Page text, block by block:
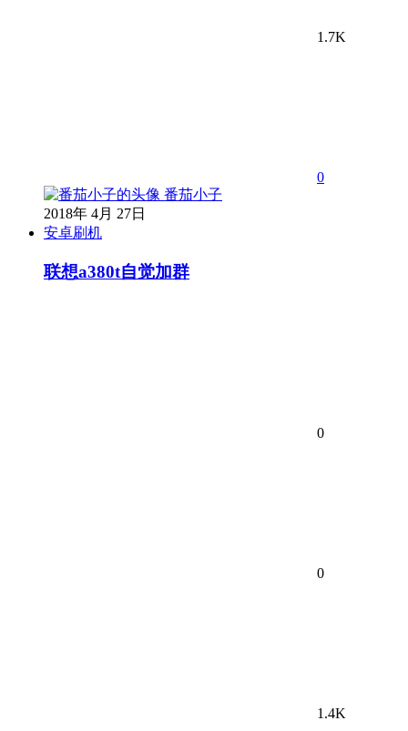
1.7K
0
番茄小子
2018年 4月 27日
安卓刷机
联想a380t自觉加群
0
0
1.4K